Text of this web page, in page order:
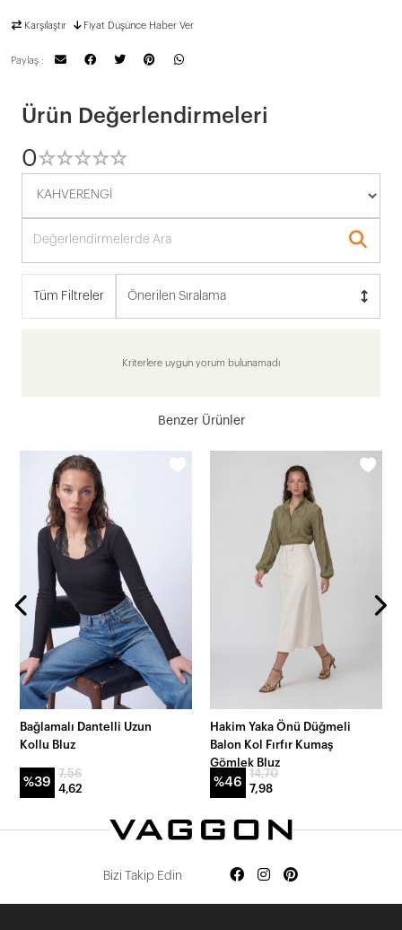
Karşılaştır Fiyat Düşünce Haber Ver
Paylaş :
Ürün Değerlendirmeleri
0☆☆☆☆☆
★★★★★
Tüm Filtreler Önerilen Sıralama
Kriterlere uygun yorum bulunamadı
Benzer Ürünler
Bağlamalı Dantelli Uzun
Kollu Bluz
%39
7,56
4,62
Hakim Yaka Önü Düğmeli
Balon Kol Fırfır Kumaş
Gömlek Bluz
%46
14,70
7,98
Bizi Takip Edin